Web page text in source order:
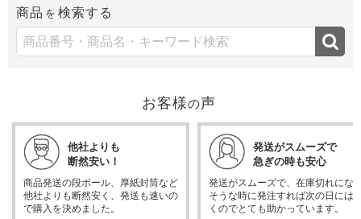
商品 を 検索する
お客様の声
他社よりも
断然安い！
商品発送の段ボール、厚紙封筒など
他社よりも断然安く、発送も速いの
で購入を決めました。
発送がスムーズで
急ぎの時も安心
発送がスムーズで、在庫切れにな
そうな時に発注すれば次の日には
くのでとても助かっています。